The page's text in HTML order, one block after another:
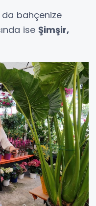
da bahçenize
ise Şimşir,